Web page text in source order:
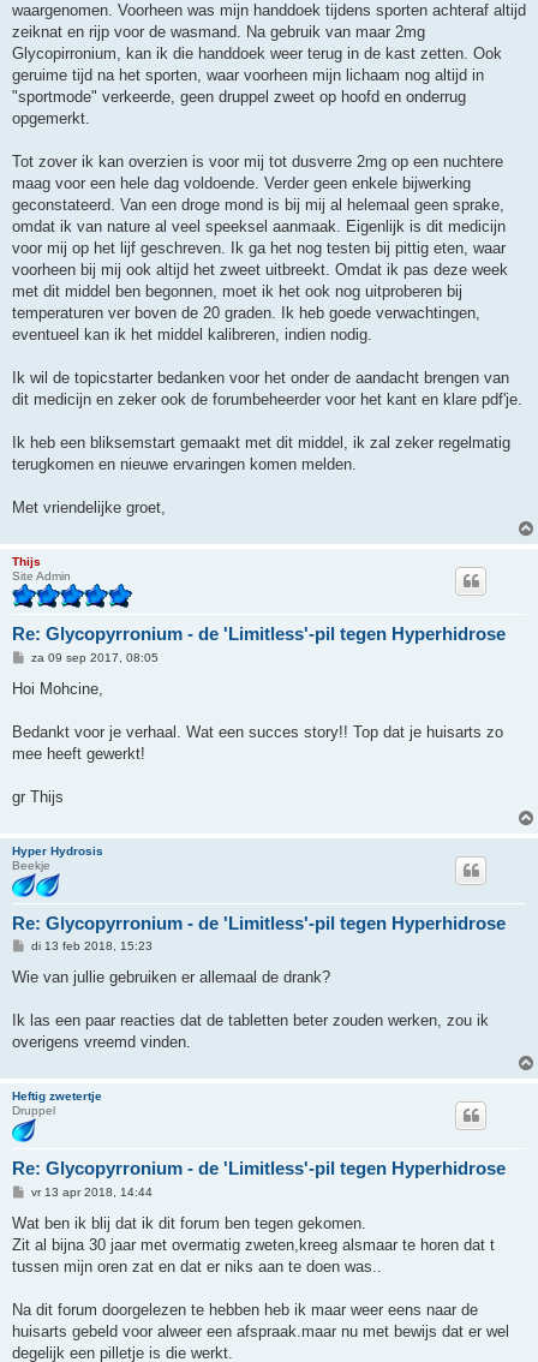
waargenomen. Voorheen was mijn handdoek tijdens sporten achteraf altijd
zeiknat en rijp voor de wasmand. Na gebruik van maar 2mg
Glycopirronium, kan ik die handdoek weer terug in de kast zetten. Ook
geruime tijd na het sporten, waar voorheen mijn lichaam nog altijd in
"sportmode" verkeerde, geen druppel zweet op hoofd en onderrug
opgemerkt.
Tot zover ik kan overzien is voor mij tot dusverre 2mg op een nuchtere
maag voor een hele dag voldoende. Verder geen enkele bijwerking
geconstateerd. Van een droge mond is bij mij al helemaal geen sprake,
omdat ik van nature al veel speeksel aanmaak. Eigenlijk is dit medicijn
voor mij op het lijf geschreven. Ik ga het nog testen bij pittig eten, waar
voorheen bij mij ook altijd het zweet uitbreekt. Omdat ik pas deze week
met dit middel ben begonnen, moet ik het ook nog uitproberen bij
temperaturen ver boven de 20 graden. Ik heb goede verwachtingen,
eventueel kan ik het middel kalibreren, indien nodig.
Ik wil de topicstarter bedanken voor het onder de aandacht brengen van
dit medicijn en zeker ook de forumbeheerder voor het kant en klare pdf'je.
Ik heb een bliksemstart gemaakt met dit middel, ik zal zeker regelmatig
terugkomen en nieuwe ervaringen komen melden.
Met vriendelijke groet,
Thijs
Site Admin
Re: Glycopyrronium - de 'Limitless'-pil tegen Hyperhidrose
B
r
h
za 09 sep 2017, 08:05
Hoi Mohcine,
Bedankt voor je verhaal. Wat een succes story!! Top dat je huisarts zo
mee heeft gewerkt!
gr Thijs
Hyper Hydrosis
Beekje
Re: Glycopyrronium - de 'Limitless'-pil tegen Hyperhidrose
B
r
h
di 13 feb 2018, 15:23
Wie van jullie gebruiken er allemaal de drank?
Ik las een paar reacties dat de tabletten beter zouden werken, zou ik
overigens vreemd vinden.
Heftig zwetertje
Druppel
Re: Glycopyrronium - de 'Limitless'-pil tegen Hyperhidrose
B
r
c
h
vr 13 apr 2018, 14:44
Wat ben ik blij dat ik dit forum ben tegen gekomen.
Zit al bijna 30 jaar met overmatig zweten,kreeg alsmaar te horen dat t
tussen mijn oren zat en dat er niks aan te doen was..
Na dit forum doorgelezen te hebben heb ik maar weer eens naar de
huisarts gebeld voor alweer een afspraak.maar nu met bewijs dat er wel
degelijk een pilletje is die werkt.